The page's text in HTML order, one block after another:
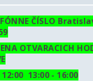
ČÍSLO
OTVARACICH
13:00 - 16:00